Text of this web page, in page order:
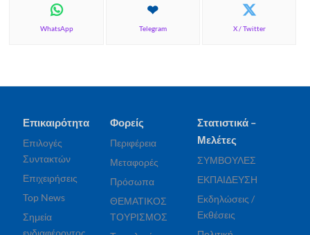
WhatsApp Telegram X / Twitter
Επικαιρότητα
Επιλογές
Συντακτών
Επιχειρήσεις
Top News
Σημεία
Φορείς
Περιφέρεια
Μεταφορές
Πρόσωπα
ΘΕΜΑΤΙΚΟΣ
ΤΟΥΡΙΣΜΟΣ
Στατιστικά –
Μελέτες
ΣΥΜΒΟΥΛΕΣ
ΕΚΠΑΙΔΕΥΣΗ
Εκδηλώσεις /
Εκθέσεις